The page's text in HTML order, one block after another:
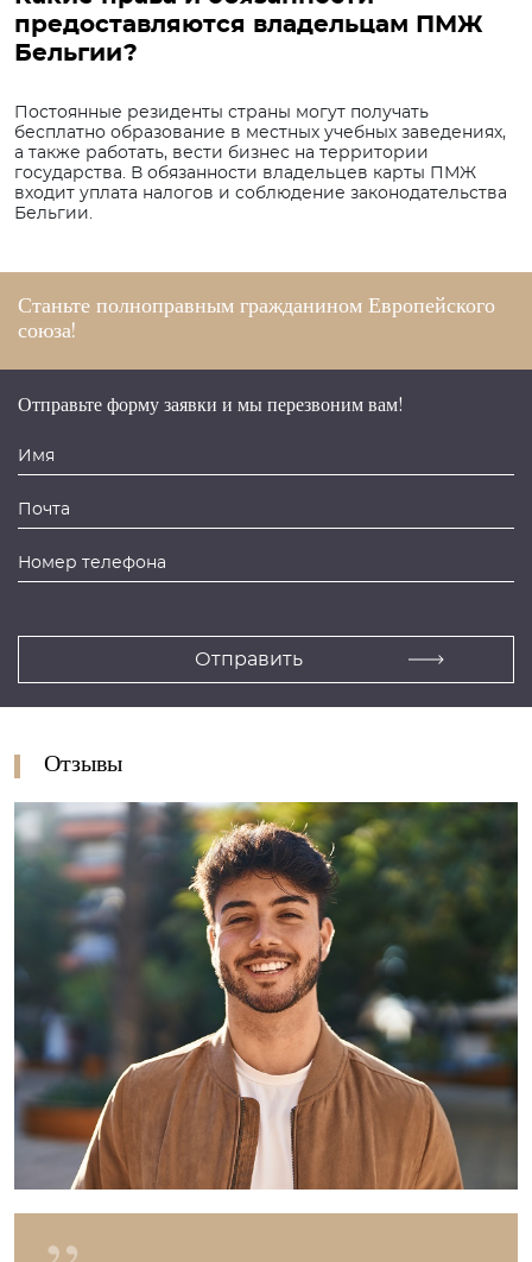
предоставляются владельцам ПМЖ
Бельгии?
Постоянные резиденты страны могут получать
бесплатно образование в местных учебных заведениях,
а также работать, вести бизнес на территории
государства. В обязанности владельцев карты ПМЖ
входит уплата налогов и соблюдение законодательства
Бельгии.
Станьте полноправным гражданином Европейского
союза!
Отправьте форму заявки и мы перезвоним вам!
Отзывы